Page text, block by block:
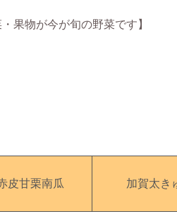
果物が今が旬の野菜です】
皮甘栗南瓜 加賀太き